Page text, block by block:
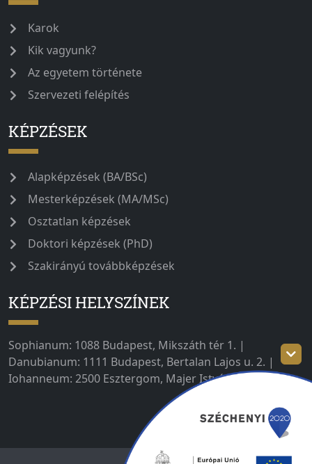
Karok
Kik vagyunk?
Az egyetem története
Szervezeti felépítés
KÉPZÉSEK
Alapképzések (BA/BSc)
Mesterképzések (MA/MSc)
Osztatlan képzések
Doktori képzések (PhD)
Szakirányú továbbképzések
KÉPZÉSI HELYSZÍNEK
Sophianum: 1088 Budapest, Mikszáth tér 1. |
Danubianum: 1111 Budapest, Bertalan Lajos u. 2. |
Iohanneum: 2500 Esztergom, Majer István út 1–3.